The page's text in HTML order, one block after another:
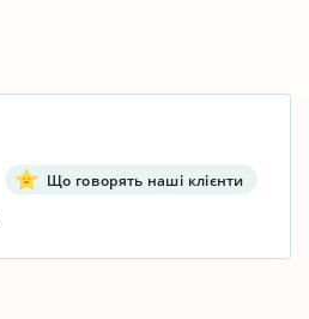
Що говорять наші клієнти